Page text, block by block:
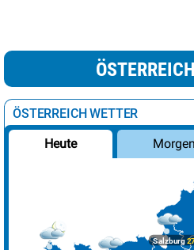
ÖSTERREICH WETTER
Heute Morgen
Salzburg